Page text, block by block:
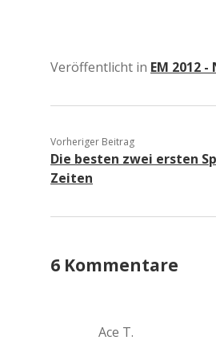
Veröffentlicht in EM 2012
Vorheriger Beitrag
Die besten zwei ersten
Zeiten
6 Kommentare
Ace T.